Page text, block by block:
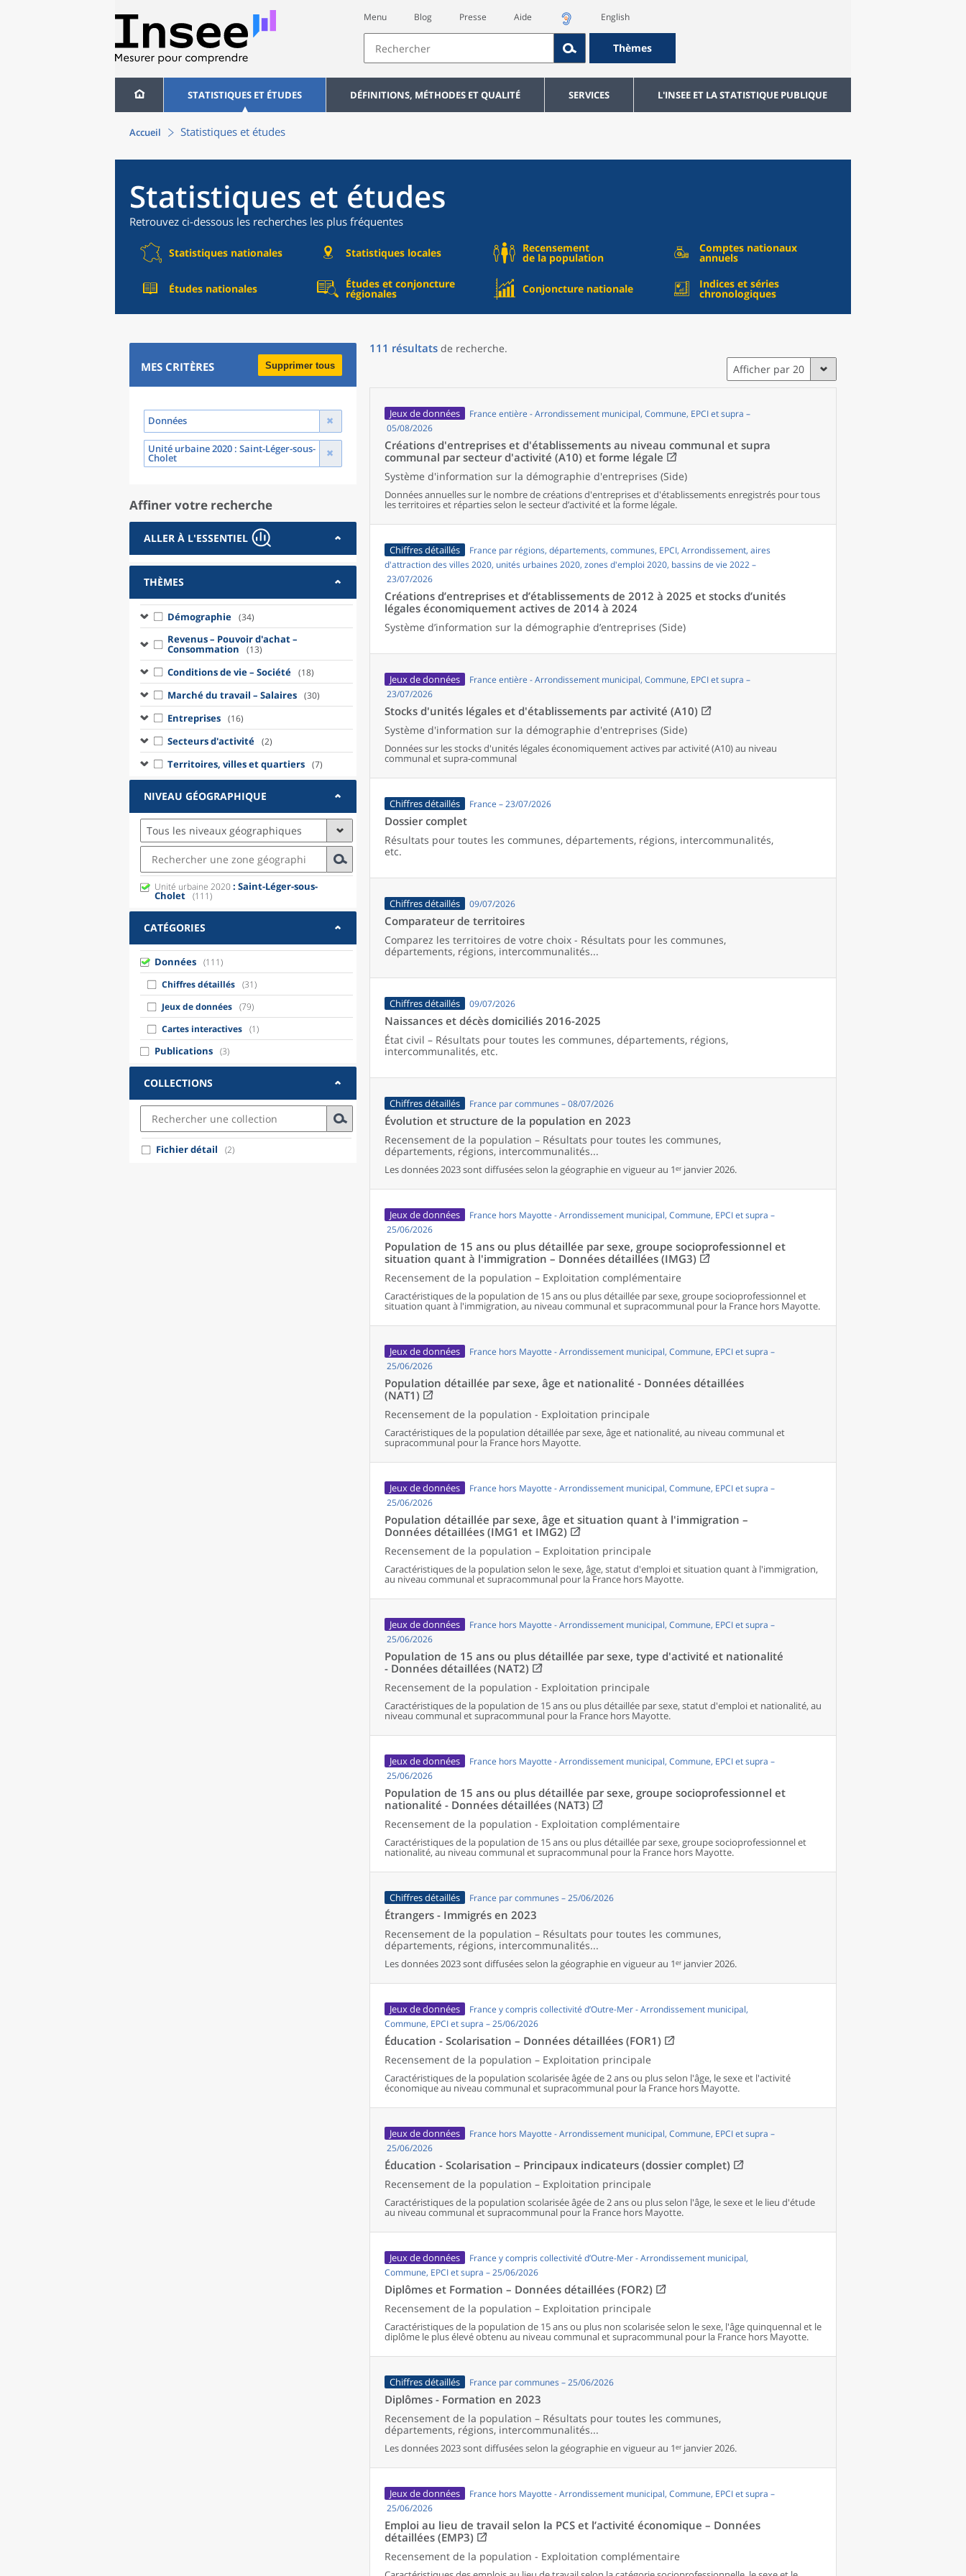
Menu Blog Presse Aide English
Thèmes
STATISTIQUES ET ÉTUDES DÉFINITIONS, MÉTHODES ET QUALITÉ SERVICES L'INSEE ET LA STATISTIQUE PUBLIQUE
Accueil Statistiques et études
Statistiques et études
Retrouvez ci-dessous les recherches les plus fréquentes
Statistiques nationales Statistiques locales Recensement
de la population
Comptes nationaux
annuels
Études nationales Études et conjoncture
régionales Conjoncture nationale Indices et séries
chronologiques
MES CRITÈRES Supprimer tous
Données
Unité urbaine 2020 : Saint-Léger-sous-
Cholet
Affiner votre recherche
ALLER À L'ESSENTIEL
THÈMES
Démographie (34)
Revenus – Pouvoir d'achat –
Consommation (13)
Conditions de vie – Société (18)
Marché du travail – Salaires (30)
Entreprises (16)
Secteurs d'activité (2)
Territoires, villes et quartiers (7)
NIVEAU GÉOGRAPHIQUE
Tous les niveaux géographiques
Unité urbaine 2020: Saint-Léger-sous-
Cholet (111)
CATÉGORIES
Données (111)
Chiffres détaillés (31)
Jeux de données (79)
Cartes interactives (1)
Publications (3)
COLLECTIONS
Fichier détail (2)
111 résultats de recherche.
Afficher par 20
Jeux de données
France entière - Arrondissement municipal, Commune, EPCI et supra –
05/08/2026
Créations d'entreprises et d'établissements au niveau communal et supra
communal par secteur d'activité (A10) et forme légale
Système d'information sur la démographie d'entreprises (Side)
Données annuelles sur le nombre de créations d'entreprises et d'établissements enregistrés pour tous
les territoires et réparties selon le secteur d’activité et la forme légale.
Chiffres détaillés
France par régions, départements, communes, EPCI, Arrondissement, aires
d'attraction des villes 2020, unités urbaines 2020, zones d'emploi 2020, bassins de vie 2022 –
23/07/2026
Créations d’entreprises et d’établissements de 2012 à 2025 et stocks d’unités
légales économiquement actives de 2014 à 2024
Système d’information sur la démographie d’entreprises (Side)
Jeux de données
France entière - Arrondissement municipal, Commune, EPCI et supra –
23/07/2026
Stocks d'unités légales et d'établissements par activité (A10)
Système d'information sur la démographie d'entreprises (Side)
Données sur les stocks d'unités légales économiquement actives par activité (A10) au niveau
communal et supra-communal
Chiffres détaillés France – 23/07/2026
Dossier complet
Résultats pour toutes les communes, départements, régions, intercommunalités,
etc.
Chiffres détaillés 09/07/2026
Comparateur de territoires
Comparez les territoires de votre choix - Résultats pour les communes,
départements, régions, intercommunalités...
Chiffres détaillés 09/07/2026
Naissances et décès domiciliés 2016-2025
État civil – Résultats pour toutes les communes, départements, régions,
intercommunalités, etc.
Chiffres détaillés France par communes – 08/07/2026
Évolution et structure de la population en 2023
Recensement de la population – Résultats pour toutes les communes,
départements, régions, intercommunalités...
Les données 2023 sont diffusées selon la géographie en vigueur au 1ᵉʳ janvier 2026.
Jeux de données
France hors Mayotte - Arrondissement municipal, Commune, EPCI et supra –
25/06/2026
Population de 15 ans ou plus détaillée par sexe, groupe socioprofessionnel et
situation quant à l'immigration – Données détaillées (IMG3)
Recensement de la population – Exploitation complémentaire
Caractéristiques de la population de 15 ans ou plus détaillée par sexe, groupe socioprofessionnel et
situation quant à l'immigration, au niveau communal et supracommunal pour la France hors Mayotte.
Jeux de données
France hors Mayotte - Arrondissement municipal, Commune, EPCI et supra –
25/06/2026
Population détaillée par sexe, âge et nationalité - Données détaillées
(NAT1)
Recensement de la population - Exploitation principale
Caractéristiques de la population détaillée par sexe, âge et nationalité, au niveau communal et
supracommunal pour la France hors Mayotte.
Jeux de données
France hors Mayotte - Arrondissement municipal, Commune, EPCI et supra –
25/06/2026
Population détaillée par sexe, âge et situation quant à l'immigration –
Données détaillées (IMG1 et IMG2)
Recensement de la population – Exploitation principale
Caractéristiques de la population selon le sexe, âge, statut d'emploi et situation quant à l'immigration,
au niveau communal et supracommunal pour la France hors Mayotte.
Jeux de données
France hors Mayotte - Arrondissement municipal, Commune, EPCI et supra –
25/06/2026
Population de 15 ans ou plus détaillée par sexe, type d'activité et nationalité
- Données détaillées (NAT2)
Recensement de la population - Exploitation principale
Caractéristiques de la population de 15 ans ou plus détaillée par sexe, statut d'emploi et nationalité, au
niveau communal et supracommunal pour la France hors Mayotte.
Jeux de données
France hors Mayotte - Arrondissement municipal, Commune, EPCI et supra –
25/06/2026
Population de 15 ans ou plus détaillée par sexe, groupe socioprofessionnel et
nationalité - Données détaillées (NAT3)
Recensement de la population - Exploitation complémentaire
Caractéristiques de la population de 15 ans ou plus détaillée par sexe, groupe socioprofessionnel et
nationalité, au niveau communal et supracommunal pour la France hors Mayotte.
Chiffres détaillés France par communes – 25/06/2026
Étrangers - Immigrés en 2023
Recensement de la population – Résultats pour toutes les communes,
départements, régions, intercommunalités...
Les données 2023 sont diffusées selon la géographie en vigueur au 1ᵉʳ janvier 2026.
Jeux de données
France y compris collectivité d’Outre-Mer - Arrondissement municipal,
Commune, EPCI et supra – 25/06/2026
Éducation - Scolarisation – Données détaillées (FOR1)
Recensement de la population – Exploitation principale
Caractéristiques de la population scolarisée âgée de 2 ans ou plus selon l'âge, le sexe et l'activité
économique au niveau communal et supracommunal pour la France hors Mayotte.
Jeux de données
France hors Mayotte - Arrondissement municipal, Commune, EPCI et supra –
25/06/2026
Éducation - Scolarisation – Principaux indicateurs (dossier complet)
Recensement de la population – Exploitation principale
Caractéristiques de la population scolarisée âgée de 2 ans ou plus selon l'âge, le sexe et le lieu d'étude
au niveau communal et supracommunal pour la France hors Mayotte.
Jeux de données
France y compris collectivité d’Outre-Mer - Arrondissement municipal,
Commune, EPCI et supra – 25/06/2026
Diplômes et Formation – Données détaillées (FOR2)
Recensement de la population – Exploitation principale
Caractéristiques de la population de 15 ans ou plus non scolarisée selon le sexe, l'âge quinquennal et le
diplôme le plus élevé obtenu au niveau communal et supracommunal pour la France hors Mayotte.
Chiffres détaillés France par communes – 25/06/2026
Diplômes - Formation en 2023
Recensement de la population – Résultats pour toutes les communes,
départements, régions, intercommunalités...
Les données 2023 sont diffusées selon la géographie en vigueur au 1ᵉʳ janvier 2026.
Jeux de données
France hors Mayotte - Arrondissement municipal, Commune, EPCI et supra –
25/06/2026
Emploi au lieu de travail selon la PCS et l’activité économique – Données
détaillées (EMP3)
Recensement de la population - Exploitation complémentaire